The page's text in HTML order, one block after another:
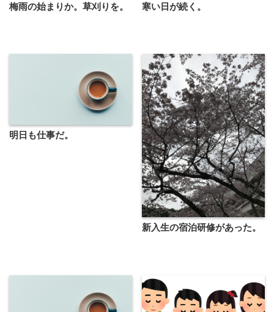
梅雨の始まりか。草刈りを。 寒い日が続く。
明日も仕事だ。
新入生の宿泊研修があった。